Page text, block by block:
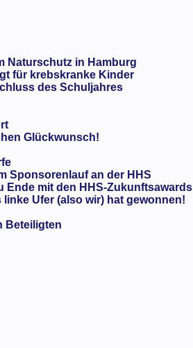
Naturschutz in Hamburg
für krebskranke Kinder
des Schuljahres
Glückwunsch!
Sponsorenlauf an der HHS
Ende mit den HHS-Zukunftsawards
Ufer (also wir) hat gewonnen!
Beteiligten